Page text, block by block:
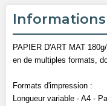
PAPIER D'ART MAT
en de multiples formats,
Formats d'impression :
Longueur variable - A4 -